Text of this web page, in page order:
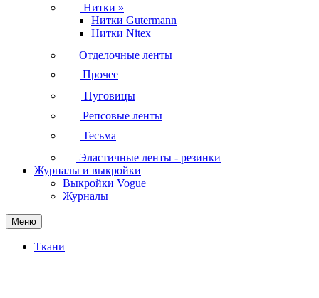
Нитки »
Нитки Gutermann
Нитки Nitex
Отделочные ленты
Прочее
Пуговицы
Репсовые ленты
Тесьма
Эластичные ленты - резинки
Журналы и выкройки
Выкройки Vogue
Журналы
Меню
Ткани